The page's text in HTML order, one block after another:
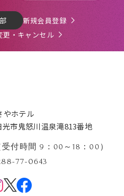
新規会員登録
更・キャンセル
やホテル
市鬼怒川温泉滝813番地
受付時間 9：00～18：00）
77-0643